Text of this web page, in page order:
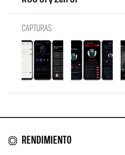
CAPTURAS
RENDIMIENTO